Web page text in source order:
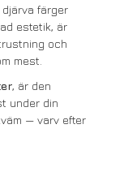
färger
estetik, är
och
mest.
, är den
under din
— varv efter